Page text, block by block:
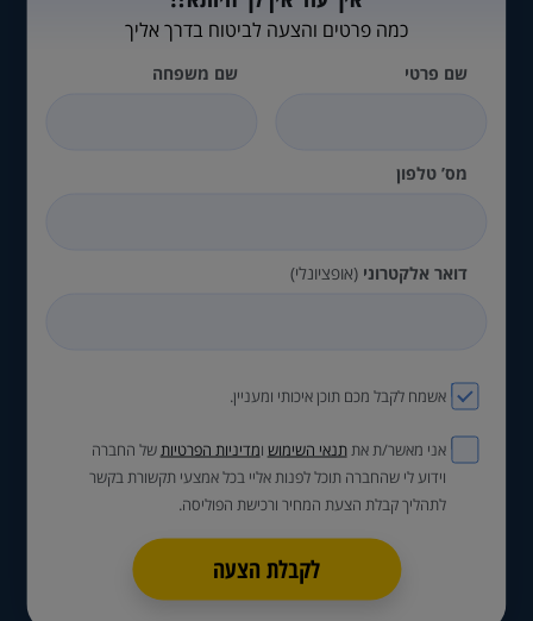
כמה פרטים והצעה לביטוח בדרך אליך
שם פרטי שם משפחה
מס’ טלפון
דואר אלקטרוני(אופציונלי)
אשמח לקבל מכם תוכן איכותי ומעניין.
אני מאשר/ת אתתנאי השימוש ומדיניות הפרטיות של החברה
וידוע לי שהחברה תוכל לפנות אליי בכל אמצעי תקשורת בקשר
לתהליך קבלת הצעת המחיר ורכישת הפוליסה.
לקבלת הצעה